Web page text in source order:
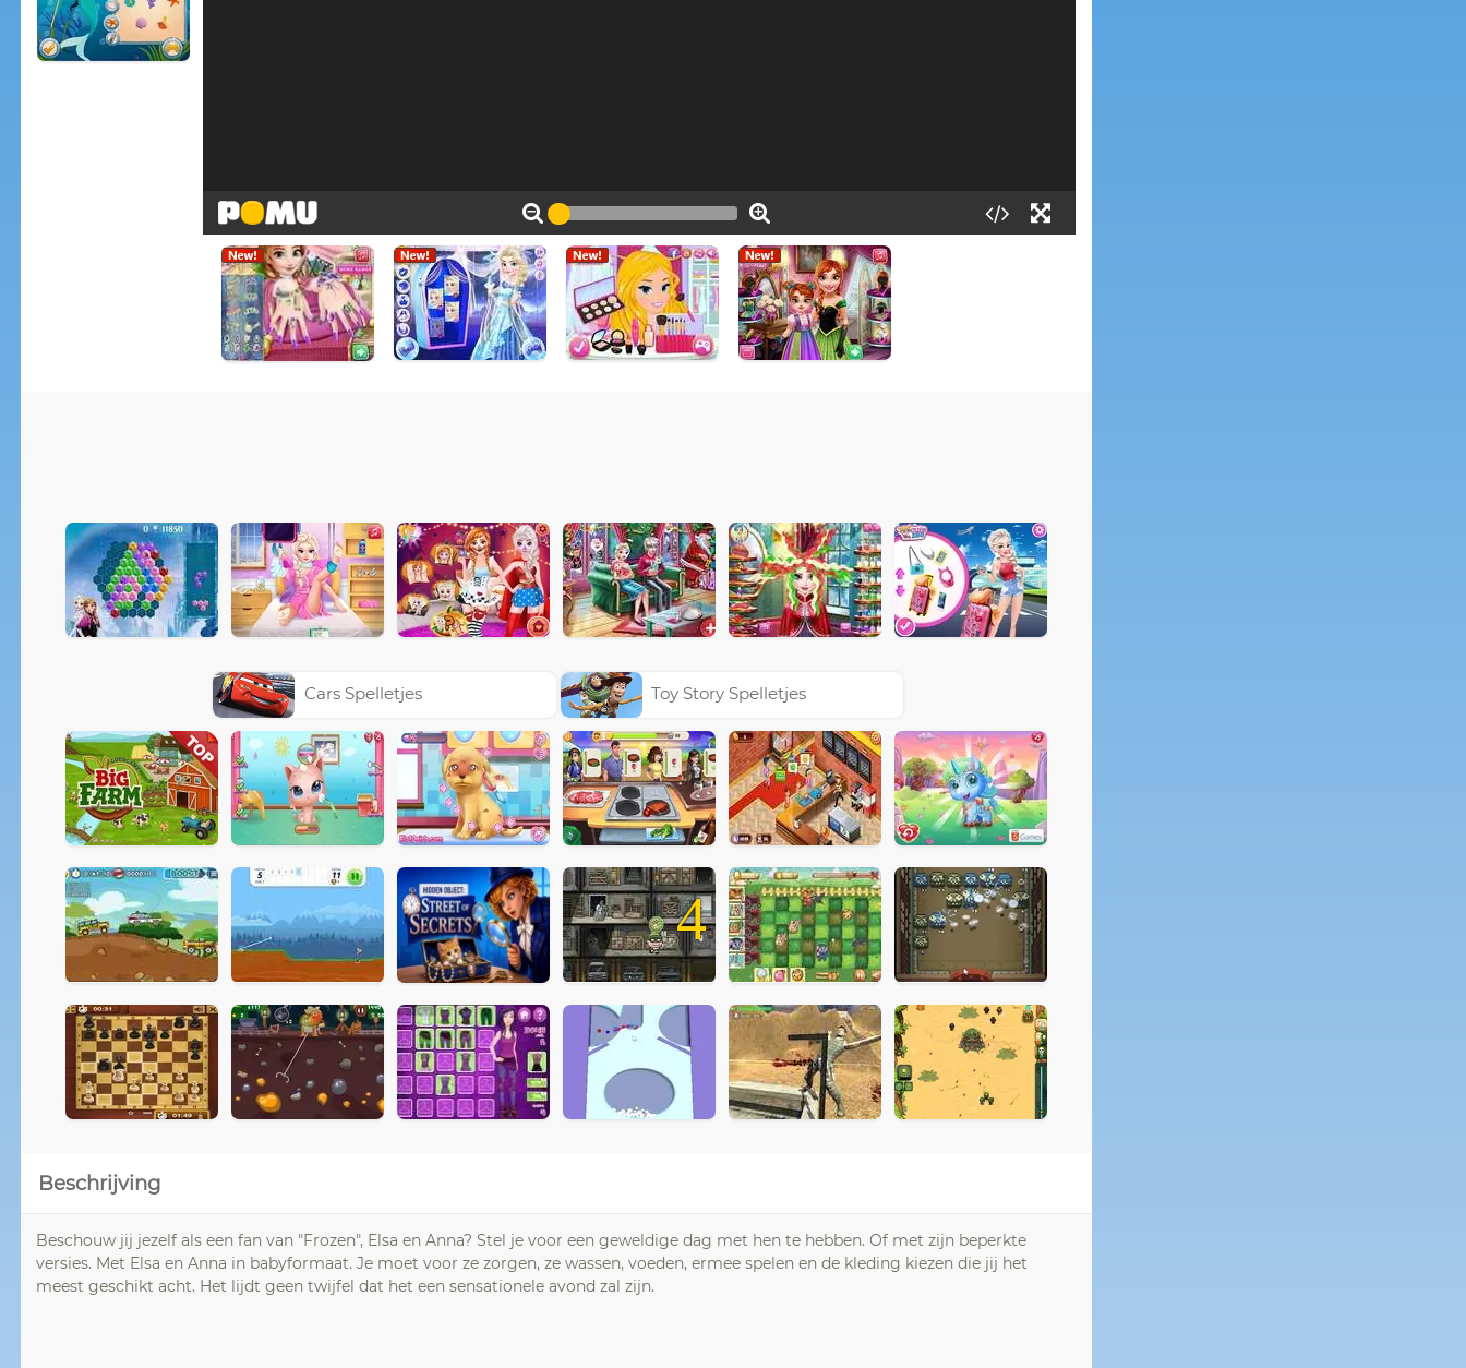
Cars Spelletjes Toy Story Spelletjes
4
Beschrijving
Beschouw jij jezelf als een fan van "Frozen", Elsa en Anna? Stel je voor een geweldige dag met hen te hebben. Of met zijn beperkte
versies. Met Elsa en Anna in babyformaat. Je moet voor ze zorgen, ze wassen, voeden, ermee spelen en de kleding kiezen die jij het
meest geschikt acht. Het lijdt geen twijfel dat het een sensationele avond zal zijn.